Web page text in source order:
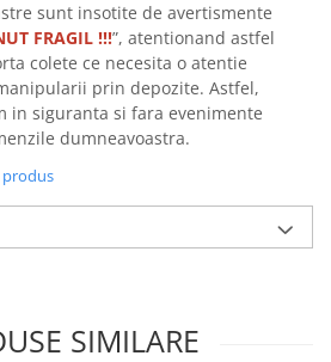
sunt insotite de avertismente
FRAGIL !!!”, atentionand astfel
colete ce necesita o atentie
prin depozite. Astfel,
in siguranta si fara evenimente
dumneavoastra.
SIMILARE